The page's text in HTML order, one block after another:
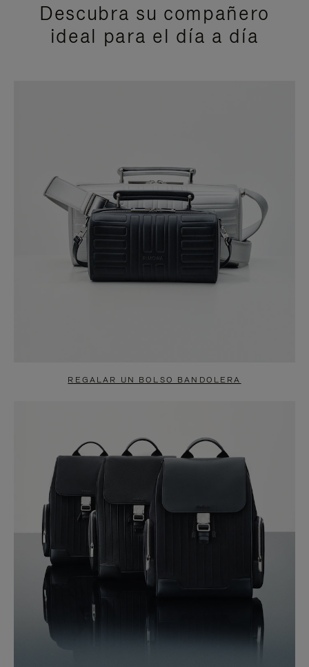
Descubra su compañero
ideal para el día a día
REGALAR UN BOLSO BANDOLERA